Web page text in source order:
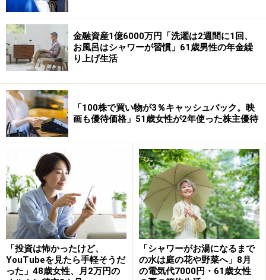
その他：約200万円
投資歴自体は10年未満だという今回の投稿者。
「現預金だけが増えたためにバカらしくなり、投資を始
めたのが2018年頃です。投資とは具体的にどのような活
動なのかがイメージできていなかったので、目標は特に
決めずに開始しました。普通預金に預けている事がバカ
金融資産1億6000万円「洗濯は2週間に1回、
お風呂はシャワーが習慣」61歳男性の年金繰
り上げ生活
「100株で買い物が3％キャッシュバック。映
画も優待価格」51歳女性が2年使った株主優待
「投資は怖かったけど、
YouTubeを見たら手軽そうだ
った」48歳女性、月2万円の
「シャワーがお湯になるまで
の水は庭の花や野菜へ」8月
の電気代7000円・61歳女性